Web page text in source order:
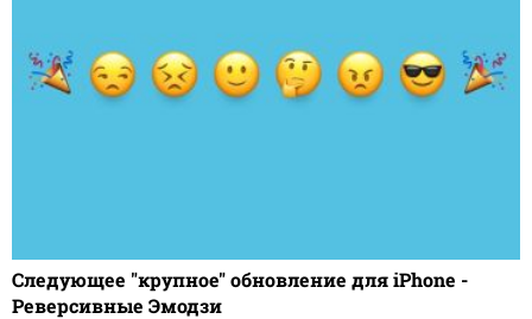
Следующее "крупное" обновление для iPhone -
Реверсивные Эмодзи